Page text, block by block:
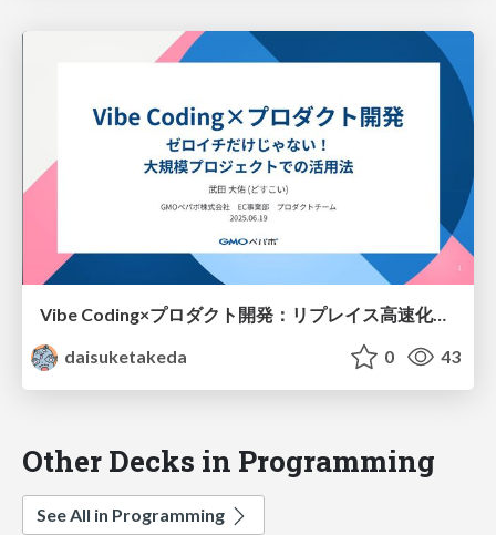
Vibe Coding×プロダクト開発：リプレイス高速化の舞台裏
daisuketakeda
0 43
Other Decks in Programming
See All in Programming